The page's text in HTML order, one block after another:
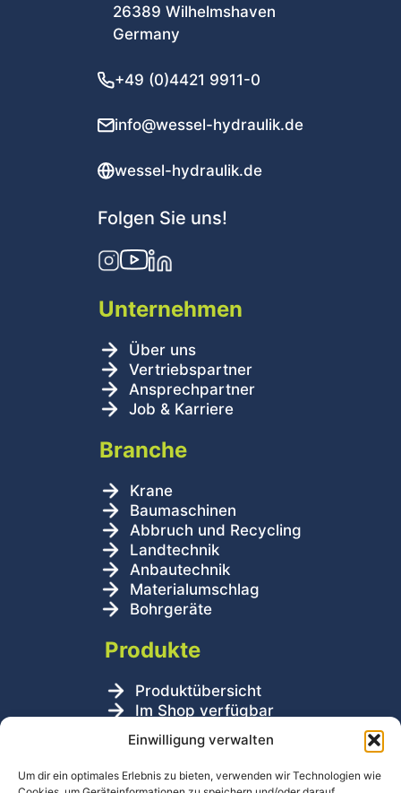
Einwilligung verwalten
Um dir ein optimales Erlebnis zu bieten, verwenden wir Technologien wie
26389 Wilhelmshaven
Germany
+49 (0)4421 9911-0
info@wessel-hydraulik.de
wessel-hydraulik.de
Folgen Sie uns!
Unternehmen
Über uns
Vertriebspartner
Ansprechpartner
Job & Karriere
Branche
Krane
Baumaschinen
Abbruch und Recycling
Landtechnik
Anbautechnik
Materialumschlag
Bohrgeräte
Produkte
Produktübersicht
Im Shop verfügbar
Lasthalteventile
Produktanwendungen